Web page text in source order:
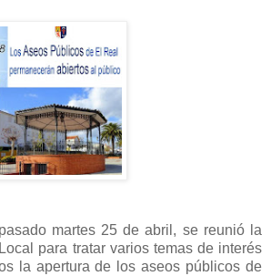
martes 25 de abril, se reunió la
para tratar varios temas de interés
la apertura de los aseos públicos de